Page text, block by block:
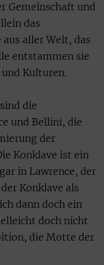
Gemeinschaft und
das
aller Welt, das
entstammen sie
Kulturen.
die
und Bellini, die
der
Konklave ist ein
in Lawrence, der
Konklave als
dann doch ein
doch nicht
die Motte der